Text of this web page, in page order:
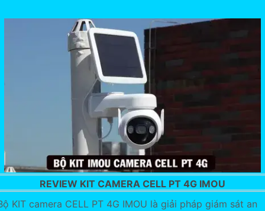
REVIEW KIT CAMERA CELL PT 4G IMOU
KIT camera CELL PT 4G IMOU là giải pháp giám sát an